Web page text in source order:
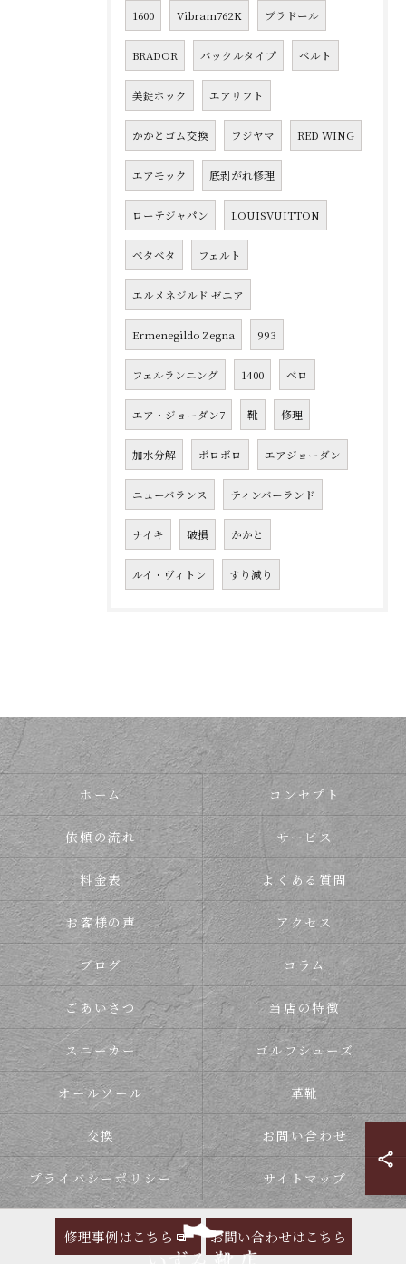
1600 Vibram762K ブラドール
BRADOR バックルタイプ ベルト
美錠ホック エアリフト
かかとゴム交換 フジヤマ RED WING
エアモック 底剥がれ修理
ローテジャパン LOUISVUITTON
ベタベタ フェルト
エルメネジルド ゼニア
Ermenegildo Zegna 993
フェルランニング 1400 ベロ
エア・ジョーダン7 靴 修理
加水分解 ボロボロ エアジョーダン
ニューバランス ティンバーランド
ナイキ 破損 かかと
ルイ・ヴィトン すり減り
修理事例はこちら お問い合わせはこちら
ホーム コンセプト
依頼の流れ サービス
料金表 よくある質問
お客様の声 アクセス
ブログ コラム
ごあいさつ 当店の特徴
スニーカー ゴルフシューズ
オールソール 革靴
交換 お問い合わせ
プライバシーポリシー サイトマップ